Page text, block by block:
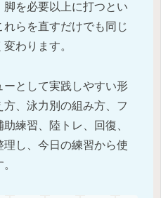
を必要以上に打つとい
らを直すだけでも同じ
わります。
ーとして実践しやすい形
、泳力別の組み方、フ
練習、陸トレ、回復、
し、今日の練習から使